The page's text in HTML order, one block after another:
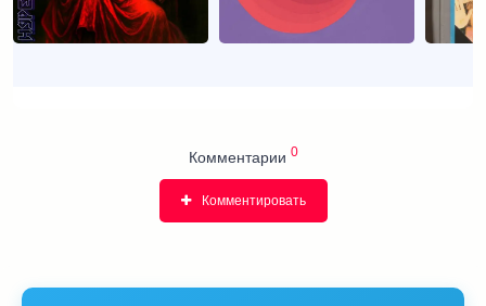
Комментарии 0
Комментировать